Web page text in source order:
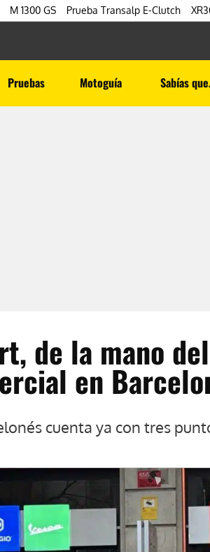
M 1300 GS Prueba Transalp E-Clutch
Pruebas Motoguía Sabías
de la mano
en
cuenta ya con tres